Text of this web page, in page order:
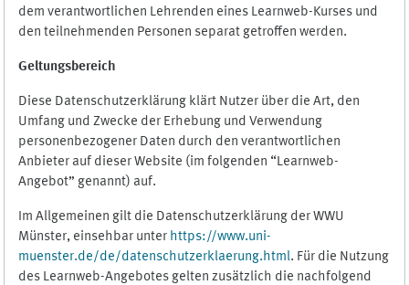
dem verantwortlichen Lehrenden eines Learnweb-Kurses und
den teilnehmenden Personen separat getroffen werden.
Geltungsbereich
Diese Datenschutzerklärung klärt Nutzer über die Art, den
Umfang und Zwecke der Erhebung und Verwendung
personenbezogener Daten durch den verantwortlichen
Anbieter auf dieser Website (im folgenden “Learnweb-
Angebot” genannt) auf.
Im Allgemeinen gilt die Datenschutzerklärung der WWU
Münster, einsehbar unter https://www.uni-
muenster.de/de/datenschutzerklaerung.html. Für die Nutzung
des Learnweb-Angebotes gelten zusätzlich die nachfolgend